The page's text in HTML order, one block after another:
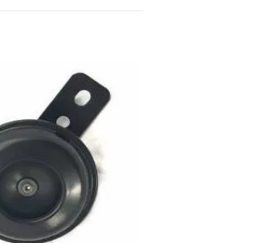
Add to
wishlist